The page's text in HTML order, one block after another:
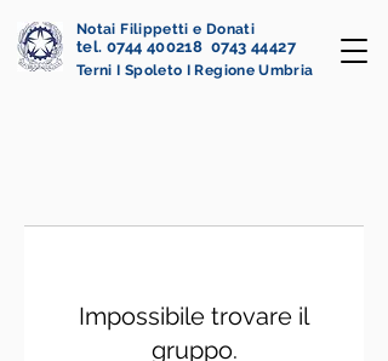
Notai Filippetti e Donati
tel. 0744 400218 0743 44427
Terni I Spoleto I Regione Umbria
Impossibile trovare il
gruppo.